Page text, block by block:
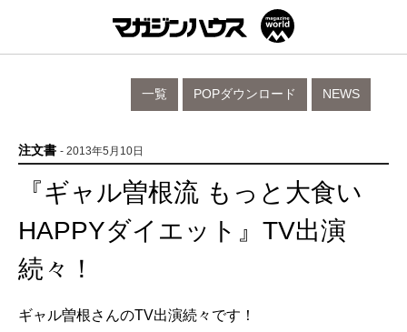
NEWS
POPダウンロード
一覧
注文書 - 2013年5月10日
『ギャル曽根流 もっと大食い
HAPPYダイエット』TV出演
続々！
ギャル曽根さんのTV出演続々です！